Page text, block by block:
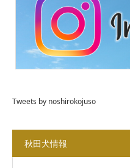
Tweets by noshirokojuso
秋田犬情報